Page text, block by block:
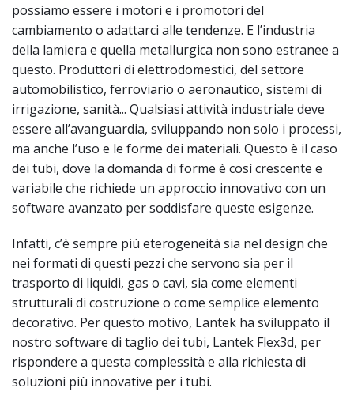
possiamo essere i motori e i promotori del
cambiamento o adattarci alle tendenze. E l’industria
della lamiera e quella metallurgica non sono estranee a
questo. Produttori di elettrodomestici, del settore
automobilistico, ferroviario o aeronautico, sistemi di
irrigazione, sanità... Qualsiasi attività industriale deve
essere all’avanguardia, sviluppando non solo i processi,
ma anche l’uso e le forme dei materiali. Questo è il caso
dei tubi, dove la domanda di forme è così crescente e
variabile che richiede un approccio innovativo con un
software avanzato per soddisfare queste esigenze.
Infatti, c’è sempre più eterogeneità sia nel design che
nei formati di questi pezzi che servono sia per il
trasporto di liquidi, gas o cavi, sia come elementi
strutturali di costruzione o come semplice elemento
decorativo. Per questo motivo, Lantek ha sviluppato il
nostro software di taglio dei tubi, Lantek Flex3d, per
rispondere a questa complessità e alla richiesta di
soluzioni più innovative per i tubi.